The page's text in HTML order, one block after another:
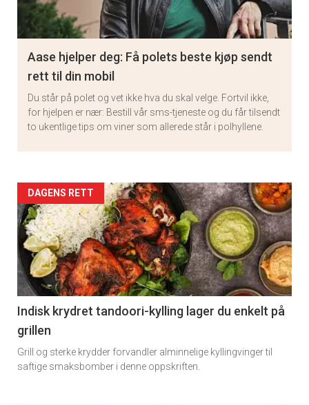
Aase hjelper deg: Få polets beste kjøp sendt
rett til din mobil
Du står på polet og vet ikke hva du skal velge. Fortvil ikke,
for hjelpen er nær: Bestill vår sms-tjeneste og du får tilsendt
to ukentlige tips om viner som allerede står i polhyllene.
Artikler
detail
-
section
11
DAGENS RETT
Indisk krydret tandoori-kylling lager du enkelt på
grillen
Grill og sterke krydder forvandler alminnelige kyllingvinger til
saftige smaksbomber i denne oppskriften.